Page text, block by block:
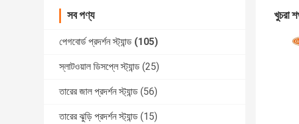
সব পণ্য
পেগবোর্ড প্রদর্শন স্ট্যান্ড (105)
স্লাটওয়াল ডিসপ্লে স্ট্যান্ড (25)
তারের জাল প্রদর্শন স্ট্যান্ড (56)
তারের ঝুড়ি প্রদর্শন স্ট্যান্ড (15)
খুচরা